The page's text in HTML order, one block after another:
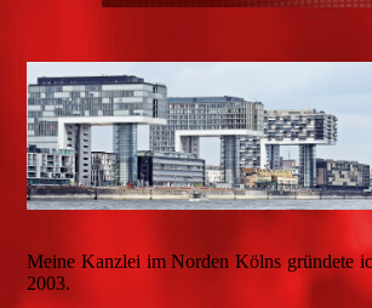
Meine Kanzlei im Norden Kölns gründete
2003.